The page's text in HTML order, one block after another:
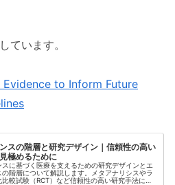
ています。
Evidence to Inform Future
スの階層と研究デザイン｜信頼性の高い
極めるために
スに基づく医療を支えるための研究デザインとエ
の階層について解説します。メタアナリシスやラ
比較試験（RCT）など信頼性の高い研究手法に加